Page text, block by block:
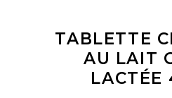
TABLETTE
AU LAIT
LACTÉE